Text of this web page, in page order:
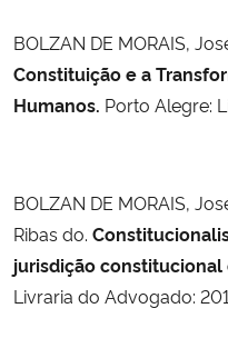
BOLZAN DE MORAIS,
Constituição e a
Humanos. Porto Alegre:
BOLZAN DE MORAIS,
Ribas do.
jurisdição constitucional
Livraria do Advogado: